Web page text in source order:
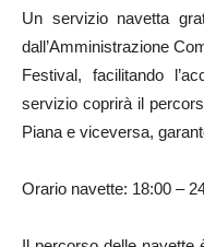
Un servizio navetta
dall’Amministrazione
Festival, facilitando
servizio coprirà il
Piana e viceversa,
Orario navette: 18:00 –